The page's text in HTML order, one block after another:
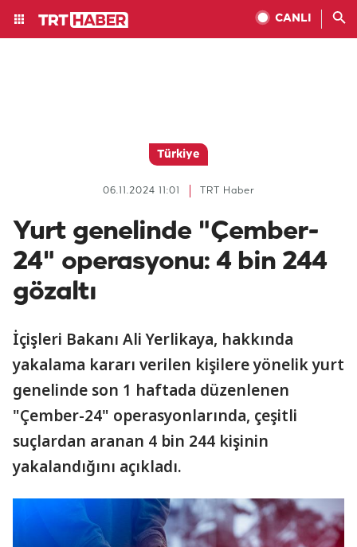
CANLI
Türkiye
TRT Haber
06.11.2024 11:01
Yurt genelinde "Çember-
24" operasyonu: 4 bin 244
gözaltı
İçişleri Bakanı Ali Yerlikaya, hakkında
yakalama kararı verilen kişilere yönelik yurt
genelinde son 1 haftada düzenlenen
"Çember-24" operasyonlarında, çeşitli
suçlardan aranan 4 bin 244 kişinin
yakalandığını açıkladı.